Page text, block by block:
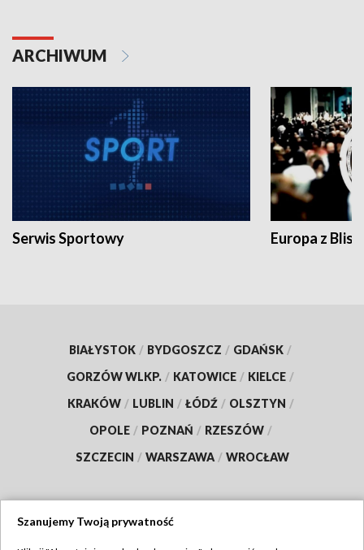
ARCHIWUM
Serwis Sportowy Europa z
BIAŁYSTOK / BYDGOSZCZ / GDAŃSK /
GORZÓW WLKP. / KATOWICE / KIELCE /
KRAKÓW / LUBLIN / ŁÓDŹ / OLSZTYN /
OPOLE / POZNAŃ / RZESZÓW /
SZCZECIN / WARSZAWA / WROCŁAW
Szanujemy Twoją prywatność